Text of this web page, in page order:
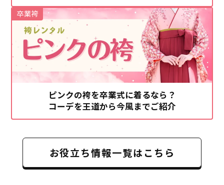
ピンクの袴を卒業式に着るなら？
コーデを王道から今風までご紹介
卒業袴
お役立ち情報一覧はこちら